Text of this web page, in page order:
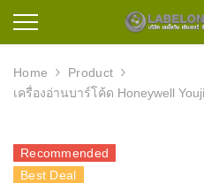
Home
Product
เครื่องอ่านบาร์โค้ด Honeywell
Recommended
Best Deal